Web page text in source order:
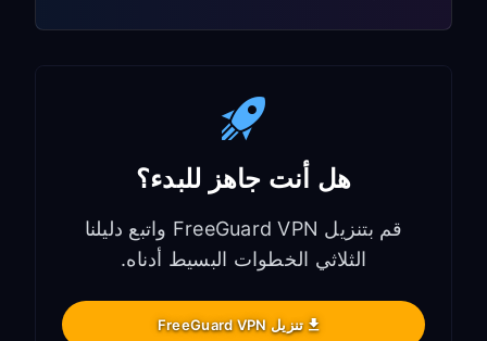
هل أنت جاهز للبدء؟
قم بتنزيل FreeGuard VPN واتبع دليلنا
الثلاثي الخطوات البسيط أدناه.
تنزيل FreeGuard VPN